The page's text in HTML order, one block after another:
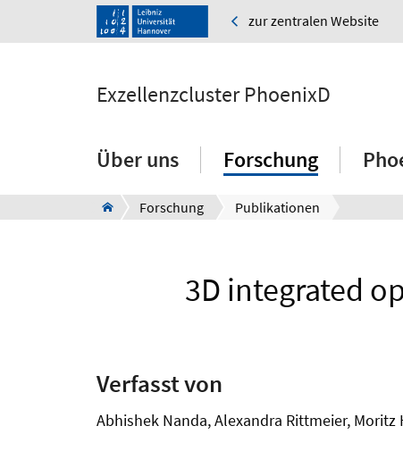
zur zentralen Website
Exzellenzcluster PhoenixD
Über uns Forschung
Forschung Publikationen
3D integrated
Verfasst von
Abhishek Nanda, Alexandra Rittmeier,